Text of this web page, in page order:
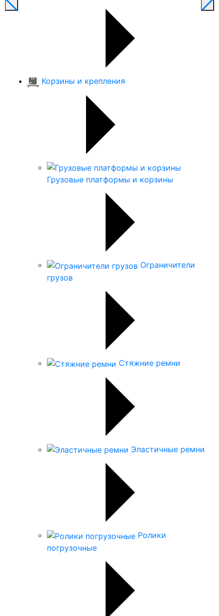
Корзины и крепления
Грузовые платформы и корзины
Ограничители
грузов
Стяжние ремни
Эластичные ремни
Ролики
погрузочные